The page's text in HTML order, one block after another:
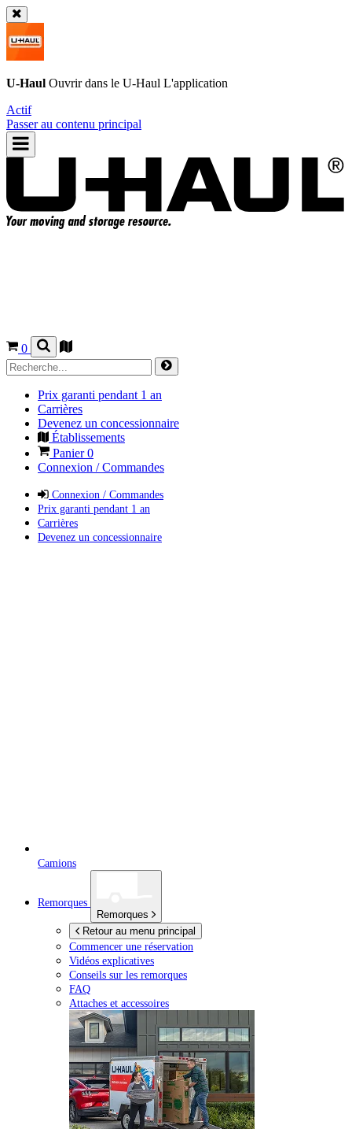
U-Haul Ouvrir dans le U-Haul L'application
Actif
Passer au contenu principal
0
Prix garanti pendant 1 an
Carrières
Devenez un concessionnaire
Établissements
Panier0
Connexion / Commandes
Connexion / Commandes
Prix garanti pendant 1 an
Carrières
Devenez un concessionnaire
Camions
Remorques
Remorques
Retour au menu principal
Commencer une réservation
Vidéos explicatives
Conseils sur les remorques
FAQ
Attaches et accessoires